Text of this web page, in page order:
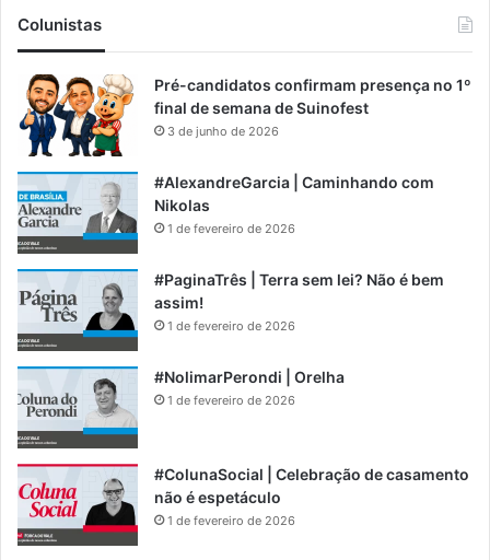
Colunistas
Pré-candidatos confirmam presença no 1º
final de semana de Suinofest
3 de junho de 2026
#AlexandreGarcia | Caminhando com
Nikolas
1 de fevereiro de 2026
#PaginaTrês | Terra sem lei? Não é bem
assim!
1 de fevereiro de 2026
#NolimarPerondi | Orelha
1 de fevereiro de 2026
#ColunaSocial | Celebração de casamento
não é espetáculo
1 de fevereiro de 2026